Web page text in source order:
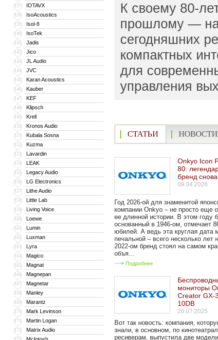
137 IOTAVX
138 IsoAcoustics
139 Isol-8
140 IsoTek
141 Jadis
142 Jico
143 JL Audio
144 JVC
145 Karan Acoustics
146 Kauber
147 KEF
148 Klipsch
149 Krell
150 Kronos Audio
151 Kubala Sosna
152 Kuzma
153 Lavardin
154 LEAK
155 Legacy Audio
156 LG Electronics
157 Lithe Audio
158 Little Lab
159 Living Voice
160 Loewe
161 Lumin
162 Luxman
163 Lyra
164 Magico
165 Magnat
166 Magnepan
167 Magnetar
168 Manley
169 Marantz
170 Mark Levinson
171 Martin Logan
172 Matrix Audio
К своему 80-
прошлому —
сегодняшних
компактных
для
управления
СТАТЬИ НОВОСТИ
Onkyo Icon
80:
бренд
09.04.2026
Год 2026-ой для знаменитой
компании Onkyo – не просто еще
ее длинной истории. В этом году
основанный в 1946-ом, отмечает
юбилей. А ведь эта круглая дата
печальной – всего несколько лет
2022-ом бренд стоял на самом
объя...
Подробнее
мониторы
Creator GX-
10DB
20.07.2025
Вот так новость: компания,
знали, в основном, по
ресиверам, выпустила две